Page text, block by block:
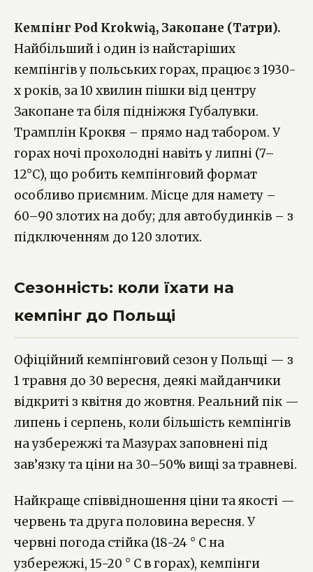
Кемпінг Pod Krokwią, Закопане (Татри).
Найбільший і один із найстаріших
кемпінгів у польських горах, працює з 1930-
х років, за 10 хвилин пішки від центру
Закопане та біля підніжжя Губалувки.
Трамплін Кроквя – прямо над табором. У
горах ночі прохолодні навіть у липні (7–
12°C), що робить кемпінговий формат
особливо приємним. Місце для намету –
60–90 злотих на добу; для автобудинків – з
підключенням до 120 злотих.
Сезонність: коли їхати на
кемпінг до Польщі
Офіційний кемпінговий сезон у Польщі — з
1 травня до 30 вересня, деякі майданчики
відкриті з квітня до жовтня. Реальний пік —
липень і серпень, коли більшість кемпінгів
на узбережжі та Мазурах заповнені під
зав’язку та ціни на 30–50% вищі за травневі.
Найкраще співвідношення ціни та якості —
червень та друга половина вересня. У
червні погода стійка (18-24 ° C на
узбережжі, 15-20 ° C в горах), кемпінги